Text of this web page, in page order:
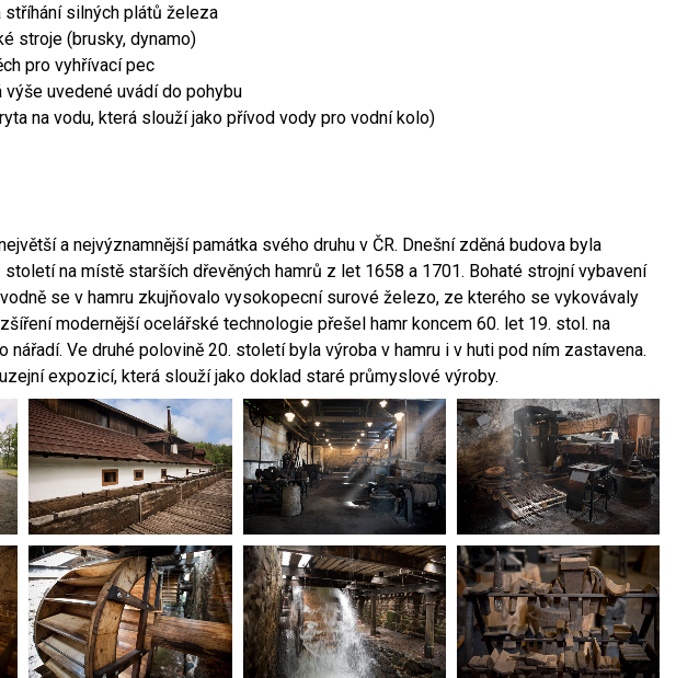
stříhání silných plátů železa
stroje (brusky, dynamo)
pro vyhřívací pec
uvedené uvádí do pohybu
na vodu, která slouží jako přívod vody pro vodní kolo)
a nejvýznamnější památka svého druhu v ČR. Dnešní zděná budova byla
na místě starších dřevěných hamrů z let 1658 a 1701. Bohaté strojní vybavení
se v hamru zkujňovalo vysokopecní surové železo, ze kterého se vykovávaly
modernější ocelářské technologie přešel hamr koncem 60. let 19. stol. na
nářadí. Ve druhé polovině 20. století byla výroba v hamru i v huti pod ním zastavena.
expozicí, která slouží jako doklad staré průmyslové výroby.